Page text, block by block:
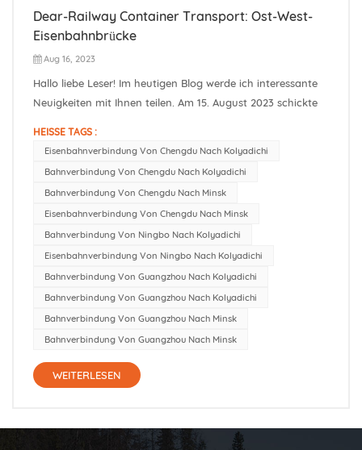
Dear-Railway Container Transport: Ost-West-
Eisenbahnbrücke
Aug 16, 2023
Hallo liebe Leser! Im heutigen Blog werde ich interessante
Neuigkeiten mit Ihnen teilen. Am 15. August 2023 schickte
HEISSE TAGS :
Eisenbahnverbindung Von Chengdu Nach Kolyadichi
Bahnverbindung Von Chengdu Nach Kolyadichi
Bahnverbindung Von Chengdu Nach Minsk
Eisenbahnverbindung Von Chengdu Nach Minsk
Bahnverbindung Von Ningbo Nach Kolyadichi
Eisenbahnverbindung Von Ningbo Nach Kolyadichi
Bahnverbindung Von Guangzhou Nach Kolyadichi
Bahnverbindung Von Guangzhou Nach Kolyadichi
Bahnverbindung Von Guangzhou Nach Minsk
Bahnverbindung Von Guangzhou Nach Minsk
WEITERLESEN